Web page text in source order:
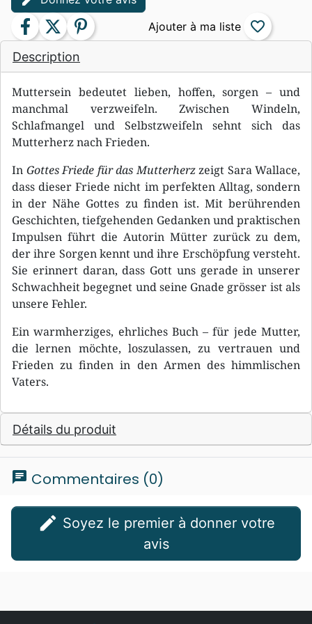
Description
Muttersein bedeutet lieben, hoffen, sorgen – und
manchmal verzweifeln. Zwischen Windeln,
Schlafmangel und Selbstzweifeln sehnt sich das
Mutterherz nach Frieden.
In Gottes Friede für das Mutterherzzeigt Sara Wallace,
dass dieser Friede nicht im perfekten Alltag, sondern
in der Nähe Gottes zu finden ist. Mit berührenden
Geschichten, tiefgehenden Gedanken und praktischen
Impulsen führt die Autorin Mütter zurück zu dem,
der ihre Sorgen kennt und ihre Erschöpfung versteht.
Sie erinnert daran, dass Gott uns gerade in unserer
Schwachheit begegnet und seine Gnade grösser ist als
unsere Fehler.
Ein warmherziges, ehrliches Buch – für jede Mutter,
die lernen möchte, loszulassen, zu vertrauen und
Frieden zu finden in den Armen des himmlischen
Vaters.
Détails du produit
facebook twitter pinterest favorite_border
chat Commentaires (0)
edit
avis